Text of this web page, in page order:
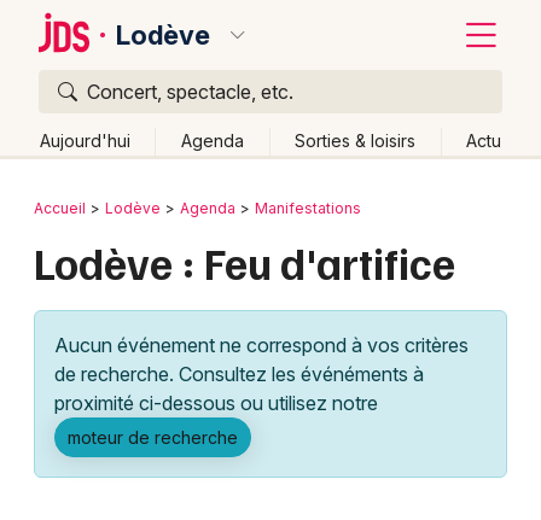
Lodève
Concert, spectacle, etc.
Aujourd'hui Agenda Sorties & loisirs Actu
Publier un événement
Grands événements
Activité & Expérience
Manifestations
Bordeaux
Lille
Lyon
Marseille
Retour
Accueil Lodève Agenda Manifestations
Lodève : Feu d'artifice
Aucun événement ne correspond à vos critères
de recherche. Consultez les événéments à
proximité ci-dessous ou utilisez notre
moteur de recherche
Quoi ?
Où ?
Languedoc-Roussillon
Partout
Près de moi
Quand ?
Effacer les dates